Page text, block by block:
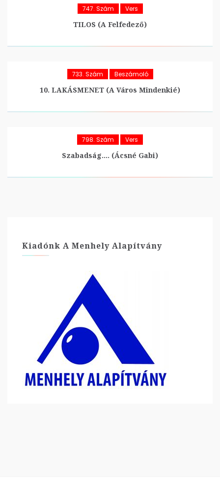
747. Szám Vers
TILOS (A Felfedező)
733. Szám Beszámoló
10. LAKÁSMENET (A Város Mindenkié)
798. Szám Vers
Szabadság…. (Ácsné Gabi)
Kiadónk A Menhely Alapítvány